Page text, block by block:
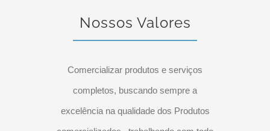
Nossos Valores
Comercializar produtos e serviços
completos, buscando sempre a
excelência na qualidade dos Produtos